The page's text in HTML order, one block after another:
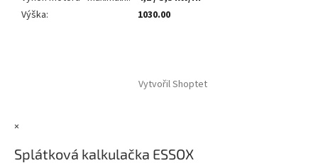
Výška: 1030.00
Vytvořil Shoptet
×
Splátková kalkulačka ESSOX